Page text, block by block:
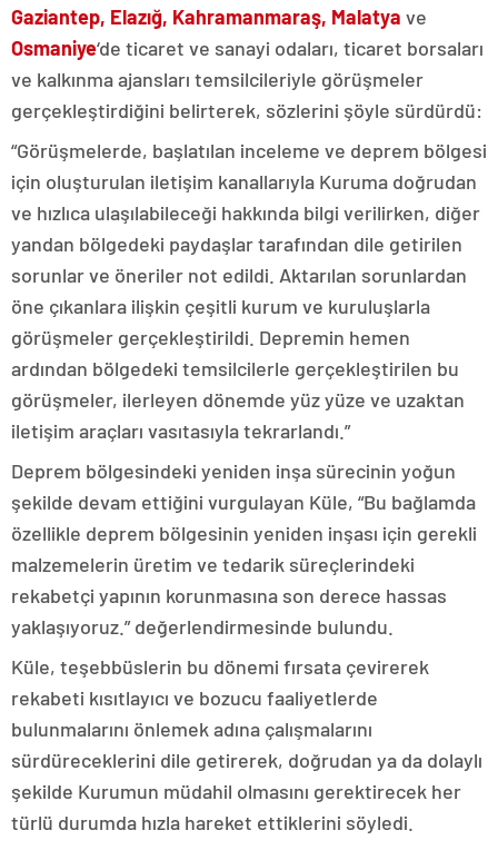
Gaziantep, Elazığ, Kahramanmaraş, Malatya ve
Osmaniye‘de ticaret ve sanayi odaları, ticaret borsaları
ve kalkınma ajansları temsilcileriyle görüşmeler
gerçekleştirdiğini belirterek, sözlerini şöyle sürdürdü:
“Görüşmelerde, başlatılan inceleme ve deprem bölgesi
için oluşturulan iletişim kanallarıyla Kuruma doğrudan
ve hızlıca ulaşılabileceği hakkında bilgi verilirken, diğer
yandan bölgedeki paydaşlar tarafından dile getirilen
sorunlar ve öneriler not edildi. Aktarılan sorunlardan
öne çıkanlara ilişkin çeşitli kurum ve kuruluşlarla
görüşmeler gerçekleştirildi. Depremin hemen
ardından bölgedeki temsilcilerle gerçekleştirilen bu
görüşmeler, ilerleyen dönemde yüz yüze ve uzaktan
iletişim araçları vasıtasıyla tekrarlandı.”
Deprem bölgesindeki yeniden inşa sürecinin yoğun
şekilde devam ettiğini vurgulayan Küle, “Bu bağlamda
özellikle deprem bölgesinin yeniden inşası için gerekli
malzemelerin üretim ve tedarik süreçlerindeki
rekabetçi yapının korunmasına son derece hassas
yaklaşıyoruz.” değerlendirmesinde bulundu.
Küle, teşebbüslerin bu dönemi fırsata çevirerek
rekabeti kısıtlayıcı ve bozucu faaliyetlerde
bulunmalarını önlemek adına çalışmalarını
sürdüreceklerini dile getirerek, doğrudan ya da dolaylı
şekilde Kurumun müdahil olmasını gerektirecek her
türlü durumda hızla hareket ettiklerini söyledi.